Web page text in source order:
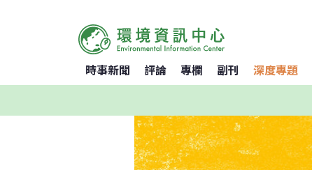
時事新聞 評論 專欄 副刊 深度專題